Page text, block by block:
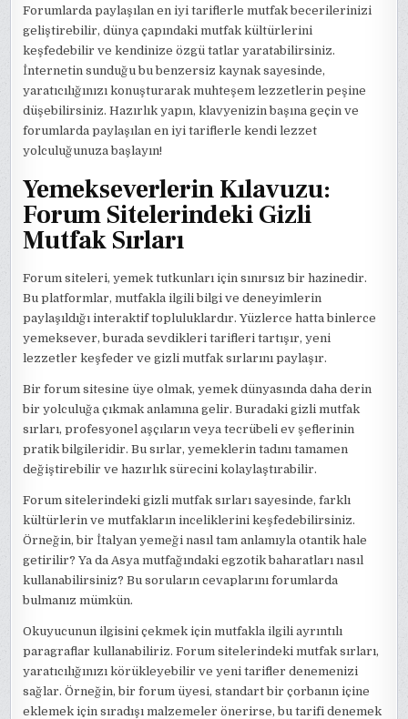
Forumlarda paylaşılan en iyi tariflerle mutfak becerilerinizi
geliştirebilir, dünya çapındaki mutfak kültürlerini
keşfedebilir ve kendinize özgü tatlar yaratabilirsiniz.
İnternetin sunduğu bu benzersiz kaynak sayesinde,
yaratıcılığınızı konuşturarak muhteşem lezzetlerin peşine
düşebilirsiniz. Hazırlık yapın, klavyenizin başına geçin ve
forumlarda paylaşılan en iyi tariflerle kendi lezzet
yolculuğunuza başlayın!
Yemekseverlerin Kılavuzu:
Forum Sitelerindeki Gizli
Mutfak Sırları
Forum siteleri, yemek tutkunları için sınırsız bir hazinedir.
Bu platformlar, mutfakla ilgili bilgi ve deneyimlerin
paylaşıldığı interaktif topluluklardır. Yüzlerce hatta binlerce
yemeksever, burada sevdikleri tarifleri tartışır, yeni
lezzetler keşfeder ve gizli mutfak sırlarını paylaşır.
Bir forum sitesine üye olmak, yemek dünyasında daha derin
bir yolculuğa çıkmak anlamına gelir. Buradaki gizli mutfak
sırları, profesyonel aşçıların veya tecrübeli ev şeflerinin
pratik bilgileridir. Bu sırlar, yemeklerin tadını tamamen
değiştirebilir ve hazırlık sürecini kolaylaştırabilir.
Forum sitelerindeki gizli mutfak sırları sayesinde, farklı
kültürlerin ve mutfakların inceliklerini keşfedebilirsiniz.
Örneğin, bir İtalyan yemeği nasıl tam anlamıyla otantik hale
getirilir? Ya da Asya mutfağındaki egzotik baharatları nasıl
kullanabilirsiniz? Bu soruların cevaplarını forumlarda
bulmanız mümkün.
Okuyucunun ilgisini çekmek için mutfakla ilgili ayrıntılı
paragraflar kullanabiliriz. Forum sitelerindeki mutfak sırları,
yaratıcılığınızı körükleyebilir ve yeni tarifler denemenizi
sağlar. Örneğin, bir forum üyesi, standart bir çorbanın içine
eklemek için sıradışı malzemeler önerirse, bu tarifi denemek